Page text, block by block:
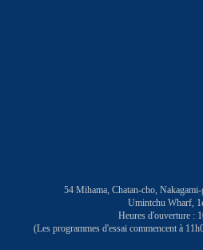
54 Mihama, Chatan-cho,
Umintchu Wharf,
Heures d'ouverture :
(Les programmes d'essai commencent à